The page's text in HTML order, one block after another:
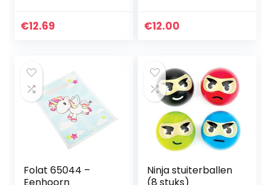
€12.69 €12.00
Folat 65044 –
Ninja stuiterballen